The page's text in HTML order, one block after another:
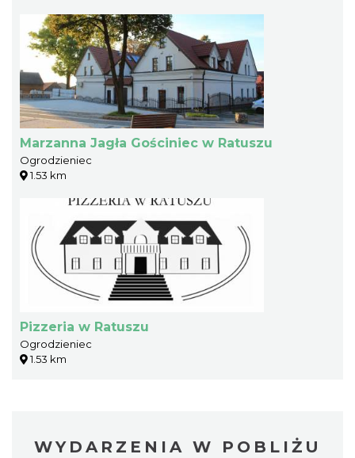
Marzanna Jagła Gościniec w Ratuszu
Ogrodzieniec
1.53 km
Pizzeria w Ratuszu
Ogrodzieniec
1.53 km
WYDARZENIA W POBLIŻU